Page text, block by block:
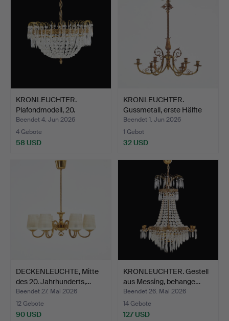
KRONLEUCHTER.
Plafondmodell, 20.
Jahrhunde…
Beendet 4. Jun 2026
4 Gebote
58 USD
KRONLEUCHTER.
Gussmetall, erste Hälfte
des…
Beendet 1. Jun 2026
1 Gebot
32 USD
DECKENLEUCHTE, Mitte
des 20. Jahrhunderts,…
Beendet 27. Mai 2026
12 Gebote
90 USD
KRONLEUCHTER. Gestell
aus Messing, behange…
Beendet 26. Mai 2026
14 Gebote
127 USD